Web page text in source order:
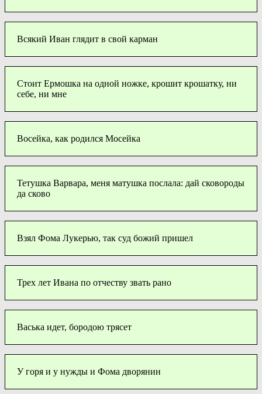
Всякий Иван глядит в свой карман
Стоит Ермошка на одной ножке, крошит крошатку, ни
себе, ни мне
Восейка, как родился Мосейка
Тетушка Варвара, меня матушка послала: дай сковороды
да сково
Взял Фома Лукерью, так суд божий пришел
Трех лет Ивана по отчеству звать рано
Васька идет, бородою трясет
У горя и у нужды и Фома дворянин